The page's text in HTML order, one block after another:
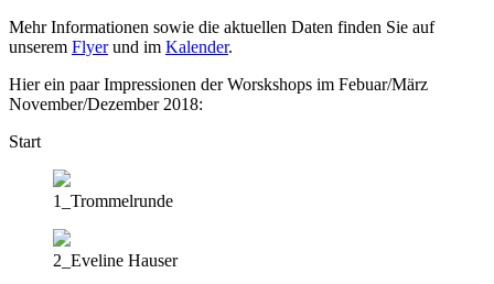
Mehr Informationen sowie die aktuellen Daten finden Sie auf
unserem Flyerund im Kalender.
Hier ein paar Impressionen der Worskshops im Febuar/März
November/Dezember 2018:
Start
1_Trommelrunde
2_Eveline Hauser